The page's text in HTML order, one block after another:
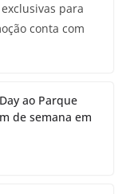
para
conta com
ao Parque
de semana em